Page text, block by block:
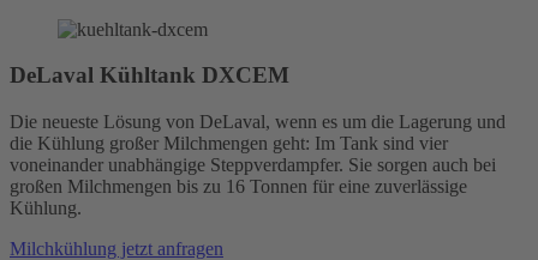
DeLaval Kühltank DXCEM
Die neueste Lösung von DeLaval, wenn es um die Lagerung und
die Kühlung großer Milchmengen geht: Im Tank sind vier
voneinander unabhängige Steppverdampfer. Sie sorgen auch bei
großen Milchmengen bis zu 16 Tonnen für eine zuverlässige
Kühlung.
Milchkühlung jetzt anfragen